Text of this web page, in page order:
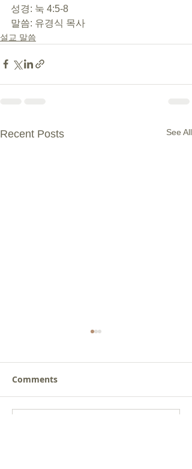
성경: 눅 4:5-8
말씀: 유경식 목사
설교 말씀
Recent Posts See All
Comments